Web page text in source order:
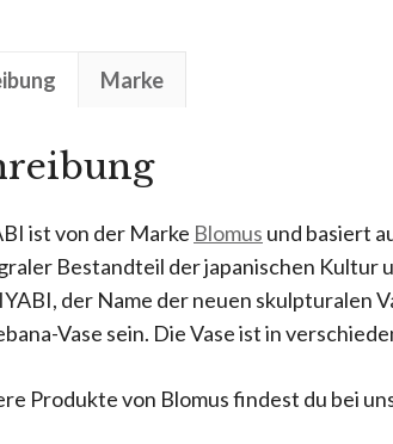
Marke
ist von der Marke Blomus und basiert
Bestandteil der japanischen Kultur
der Name der neuen skulpturalen
Vase sein. Die Vase ist in
Produkte von Blomus findest du bei